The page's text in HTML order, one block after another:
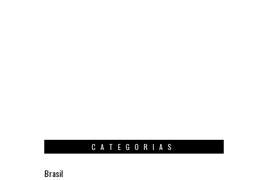
CATEGORIAS
Brasil